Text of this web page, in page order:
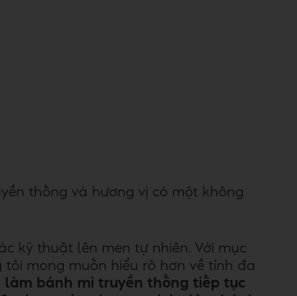
thống và hương vị có một không
kỹ thuật lên men tự nhiên. Với mục
mong muốn hiểu rõ hơn về tính đa
làm bánh mì truyền thống tiếp tục